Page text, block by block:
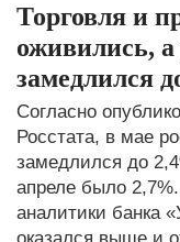
Торговля и
оживились, а
замедлился
Согласно
Росстата, в мае
замедлился до
апреле было
аналитики банка
оказался выше и